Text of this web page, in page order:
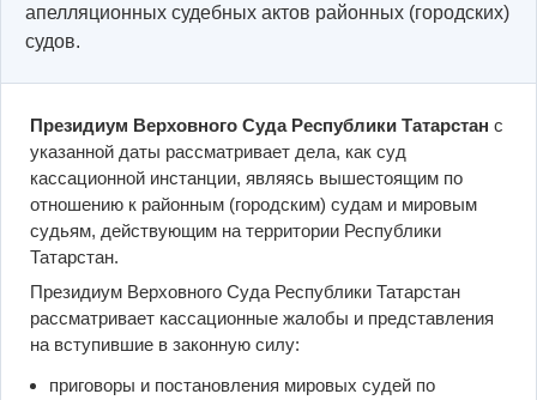
апелляционных судебных актов районных (городских)
судов.
Президиум Верховного Суда Республики Татарстан с
указанной даты рассматривает дела, как суд
кассационной инстанции, являясь вышестоящим по
отношению к районным (городским) судам и мировым
судьям, действующим на территории Республики
Татарстан.
Президиум Верховного Суда Республики Татарстан
рассматривает кассационные жалобы и представления
на вступившие в законную силу:
приговоры и постановления мировых судей по